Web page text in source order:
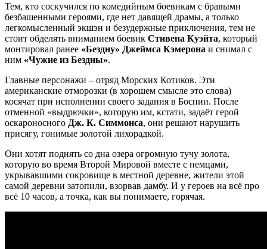
Тем, кто соскучился по комедийным боевикам с бравыми
безбашенными героями, где нет давящей драмы, а только
легкомысленный экшэн и безудержные приключения, тем не
стоит обделять вниманием боевик Стивена Куэйта, который
монтировал ранее «Бездну» Джеймса Кэмерона и снимал с
ним «Чужие из Бездны».
Главные персонажи – отряд Морских Котиков. Эти
американские отморозки (в хорошем смысле это слова)
косячат при исполнении своего задания в Боснии. После
отменной «выдрючки», которую им, кстати, задаёт герой
оскароносного Дж. К. Симмонса, они решают нарушить
присягу, гонимые золотой лихорадкой.
Они хотят поднять со дна озера огромную тучу золота,
которую во время Второй Мировой вместе с немцами,
укрывавшими сокровище в местной деревне, жители этой
самой деревни затопили, взорвав дамбу. И у героев на всё про
всё 10 часов, а точка, как вы понимаете, горячая.